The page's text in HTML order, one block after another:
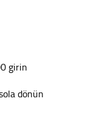
girin
dönün